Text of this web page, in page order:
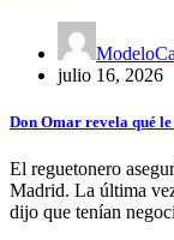
julio 16, 2026
Don Omar revela qué
El reguetonero
Madrid. La última
dijo que tenían